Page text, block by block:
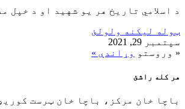
د اسلامي تاريخ هر يو شهيد او د خپل
ټوله ليکنه ولولئ
سپتمبر 29, 2021
« وروستو وړاندې »
هر کله راشئ
باچا خان مرکز، باچا خان ټرست